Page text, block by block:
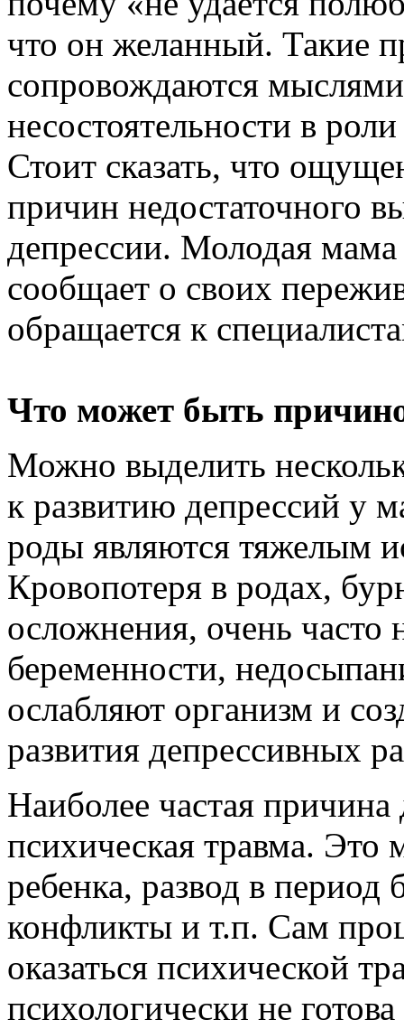
что он желанный. Такие
сопровождаются
несостоятельности в
Стоит сказать, что
причин недостаточного
депрессии. Молодая мама
сообщает о своих
обращается к
Что может быть
Можно выделить
к развитию депрессий у
роды являются тяжелым
Кровопотеря в родах,
осложнения, очень
беременности,
ослабляют организм и
развития депрессивных
Наиболее частая
психическая травма.
ребенка, развод в
конфликты и т.п. Сам
оказаться психической
психологически не